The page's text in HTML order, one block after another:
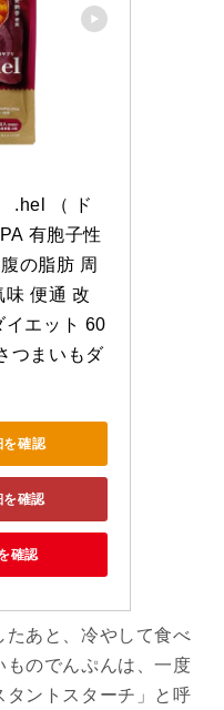
.hel （ ド
有胞子性
の脂肪 周
味 便通 改
イエット 60
つまいもダ
確認
を確認
確認
たあと、冷やして食べ
ものでんぷんは、一度
タントスターチ」と呼